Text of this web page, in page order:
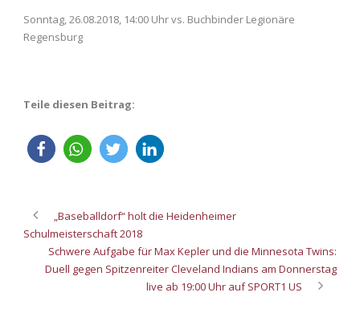
Sonntag, 26.08.2018, 14:00 Uhr vs. Buchbinder Legionäre
Regensburg
Teile diesen Beitrag:
„Baseballdorf“ holt die Heidenheimer
Schulmeisterschaft 2018
Schwere Aufgabe für Max Kepler und die Minnesota Twins:
Duell gegen Spitzenreiter Cleveland Indians am Donnerstag
live ab 19:00 Uhr auf SPORT1 US